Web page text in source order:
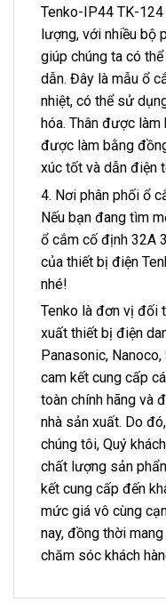
Tenko-IP44 TK-
lượng, với nhiều bộ
giúp chúng ta có
dẫn. Đây là mẫu ổ
nhiệt, có thể sử
hóa. Thân được
được làm bằng
xúc tốt và dẫn điện
4. Nơi phân phối ổ
Nếu bạn đang tìm
ổ cắm cố định 32A
của thiết bị điện
nhé!
Tenko là đơn vị đối
xuất thiết bị điện
Panasonic,
cam kết cung cấp
toàn chính hãng và
nhà sản xuất. Do
chúng tôi, Quý
chất lượng sản
kết cung cấp đến
mức giá vô cùng
nay, đồng thời
chăm sóc khách